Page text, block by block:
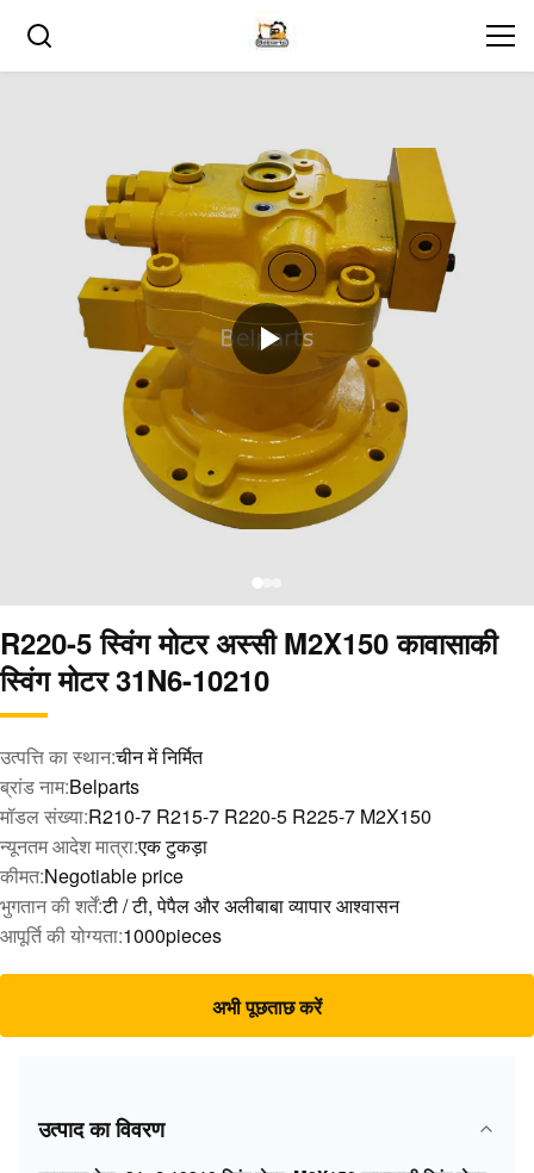
R220-5 स्विंग मोटर अस्सी M2X150 कावासाकी
स्विंग मोटर 31N6-10210
उत्पत्ति का स्थान:चीन में निर्मित
ब्रांड नाम:Belparts
मॉडल संख्या:R210-7 R215-7 R220-5 R225-7 M2X150
न्यूनतम आदेश मात्रा:एक टुकड़ा
कीमत:Negotiable price
भुगतान की शर्तें:टी / टी, पेपैल और अलीबाबा व्यापार आश्वासन
आपूर्ति की योग्यता:1000pieces
अभी पूछताछ करें
उत्पाद का विवरण